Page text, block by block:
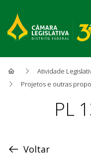
Atividade
Projetos e outras
Proposição
PL
Voltar